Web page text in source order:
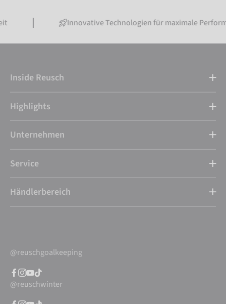
Innovative Technologien für maximale Performance
Inside Reusch
Highlights
Unternehmen
Service
Händlerbereich
@reuschgoalkeeping
@reuschwinter